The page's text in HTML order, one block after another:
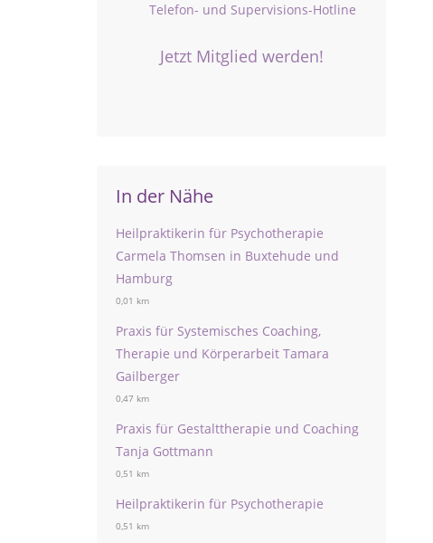
Telefon- und Supervisions-Hotline
Jetzt Mitglied werden!
In der Nähe
Heilpraktikerin für Psychotherapie
Carmela Thomsen in Buxtehude und
Hamburg
0,01 km
Praxis für Systemisches Coaching,
Therapie und Körperarbeit Tamara
Gailberger
0,47 km
Praxis für Gestalttherapie und Coaching
Tanja Gottmann
0,51 km
Heilpraktikerin für Psychotherapie
0,51 km